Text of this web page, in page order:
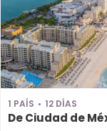
1 PAÍS 12 DÍAS
De Ciudad de